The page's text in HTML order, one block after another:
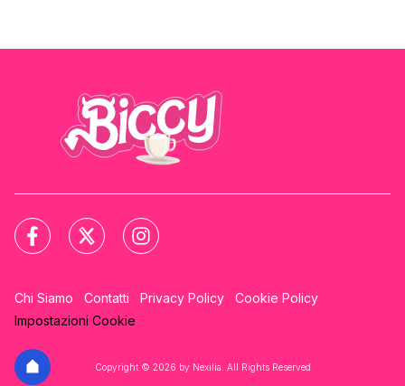
Chi Siamo Contatti Privacy Policy
Cookie Policy
Impostazioni Cookie
Copyright © 2026 by Nexilia. All Rights Reserved